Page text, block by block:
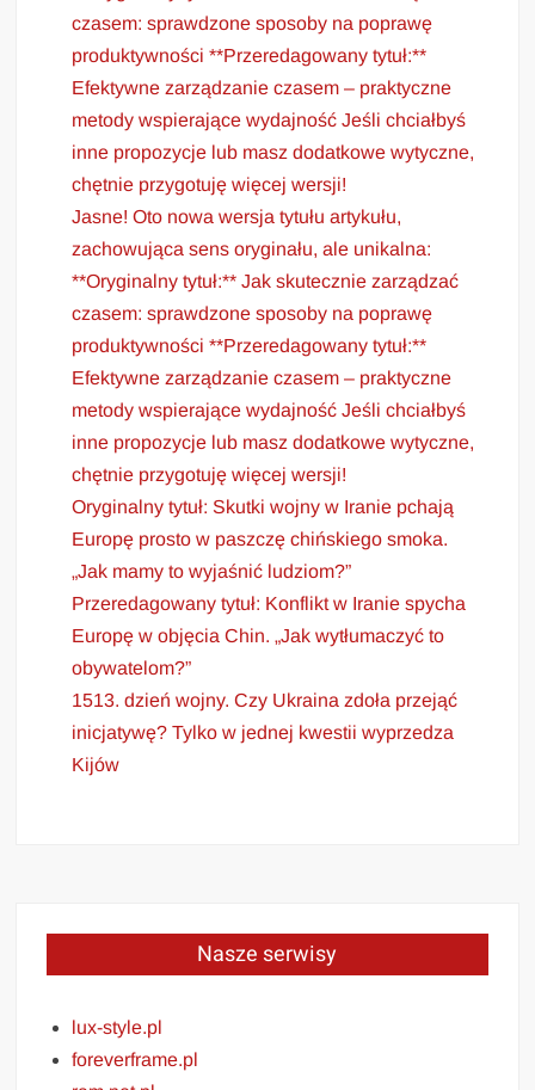
czasem: sprawdzone sposoby na poprawę
produktywności **Przeredagowany tytuł:**
Efektywne zarządzanie czasem – praktyczne
metody wspierające wydajność Jeśli chciałbyś
inne propozycje lub masz dodatkowe wytyczne,
chętnie przygotuję więcej wersji!
Jasne! Oto nowa wersja tytułu artykułu,
zachowująca sens oryginału, ale unikalna:
**Oryginalny tytuł:** Jak skutecznie zarządzać
czasem: sprawdzone sposoby na poprawę
produktywności **Przeredagowany tytuł:**
Efektywne zarządzanie czasem – praktyczne
metody wspierające wydajność Jeśli chciałbyś
inne propozycje lub masz dodatkowe wytyczne,
chętnie przygotuję więcej wersji!
Oryginalny tytuł: Skutki wojny w Iranie pchają
Europę prosto w paszczę chińskiego smoka.
„Jak mamy to wyjaśnić ludziom?”
Przeredagowany tytuł: Konflikt w Iranie spycha
Europę w objęcia Chin. „Jak wytłumaczyć to
obywatelom?”
1513. dzień wojny. Czy Ukraina zdoła przejąć
inicjatywę? Tylko w jednej kwestii wyprzedza
Kijów
Nasze serwisy
lux-style.pl
foreverframe.pl